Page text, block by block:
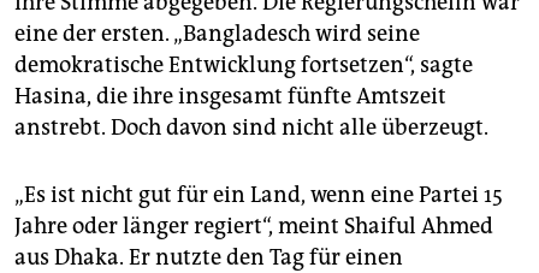
eine der ersten. „Bangladesch wird seine
demokratische Entwicklung fortsetzen“, sagte
Hasina, die ihre insgesamt fünfte Amtszeit
anstrebt. Doch davon sind nicht alle überzeugt.
„Es ist nicht gut für ein Land, wenn eine Partei 15
Jahre oder länger regiert“, meint Shaiful Ahmed
aus Dhaka. Er nutzte den Tag für einen